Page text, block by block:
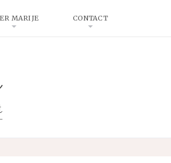
MARIJE CONTACT